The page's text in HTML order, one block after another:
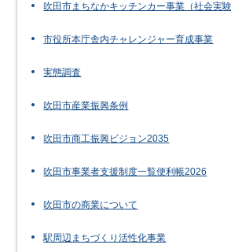
吹田市まちなかキッチンカー事業（社会実
市役所本庁舎内チャレンジャー育成事業
実態調査
吹田市産業振興条例
吹田市商工振興ビジョン2035
吹田市事業者支援制度一覧便利帳2026
吹田市の商業について
駅周辺まちづくり活性化事業